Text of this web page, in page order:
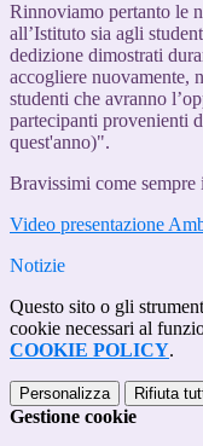
Rinnoviamo pertanto le
all’Istituto sia agli
dedizione dimostrati
accogliere nuovamente,
studenti che avranno
partecipanti provenienti
quest'anno)".
Bravissimi come sempre
Video presentazione
Notizie
Questo sito o gli
cookie necessari al
COOKIE POLICY.
Personalizza Rifiuta
Gestione cookie